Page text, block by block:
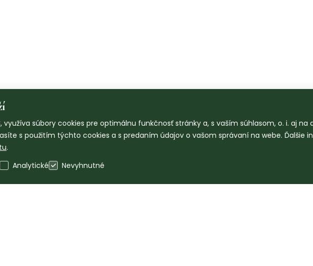
využíva súbory cookies pre optimálnu funkčnosť stránky a, s vaším súhlasom, o. i. aj
s použitím týchto cookies a s predaním údajov o vašom správaní na webe. Ďalšie
.
Analytické Nevyhnutné